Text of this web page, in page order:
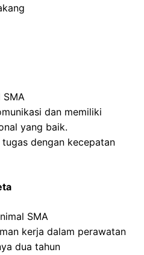
SMA
dan memiliki
yang baik.
dengan kecepatan
SMA
kerja dalam perawatan
dua tahun